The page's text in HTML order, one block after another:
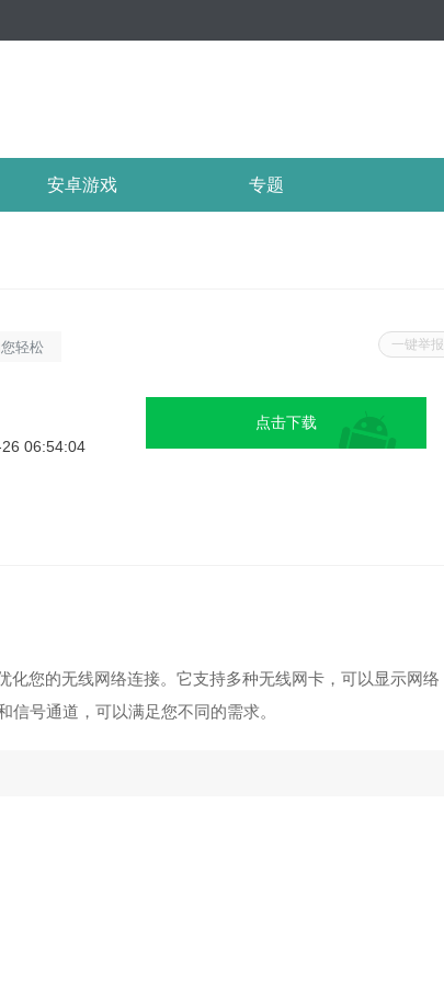
安卓游戏 专题
一键举报
轻松
速
足您
06:54:04
点击下载
化您的无线网络连接。它支持多种无线网卡，可以显示网络
号通道，可以满足您不同的需求。